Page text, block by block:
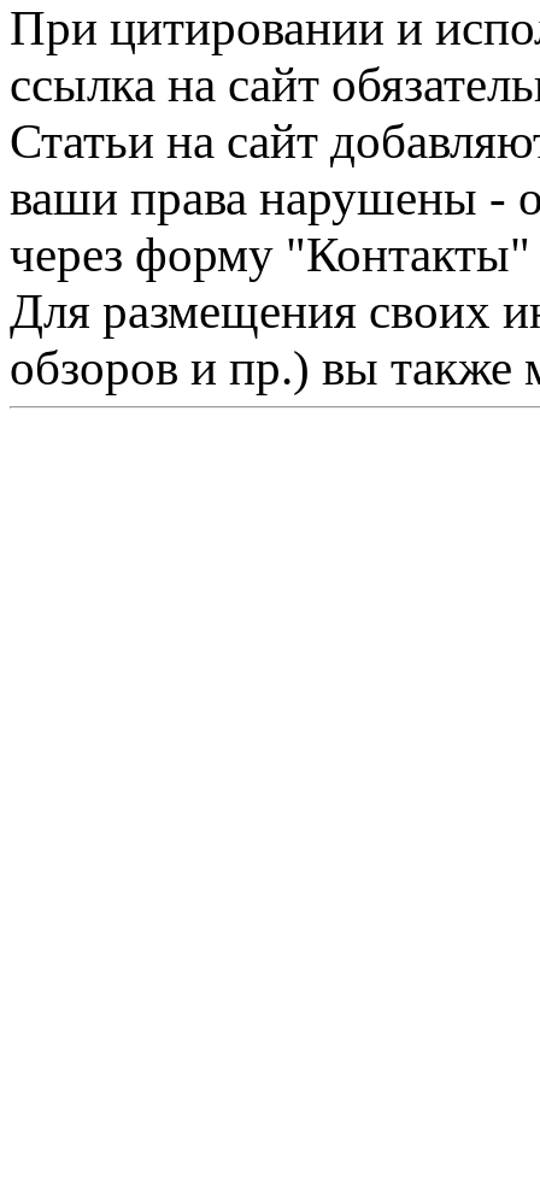
При цитировании и
ссылка на сайт
Статьи на сайт
ваши права нарушены -
через форму "Контакты"
Для размещения своих
обзоров и пр.) вы также